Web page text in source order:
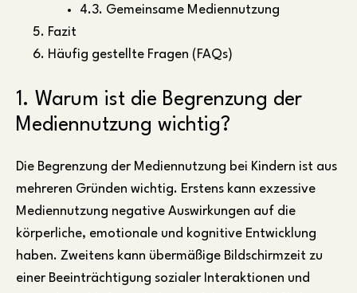
4.3. Gemeinsame Mediennutzung
Fazit
Häufig gestellte Fragen (FAQs)
1. Warum ist die Begrenzung der
Mediennutzung wichtig?
Die Begrenzung der Mediennutzung bei Kindern ist aus
mehreren Gründen wichtig. Erstens kann exzessive
Mediennutzung negative Auswirkungen auf die
körperliche, emotionale und kognitive Entwicklung
haben. Zweitens kann übermäßige Bildschirmzeit zu
einer Beeinträchtigung sozialer Interaktionen und